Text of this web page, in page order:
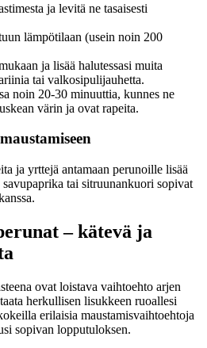
ja levitä ne tasaisesti
lämpötilaan (usein noin 200
ja lisää halutessasi muita
tai valkosipulijauhetta.
noin 20-30 minuuttia, kunnes ne
värin ja ovat rapeita.
ja yrttejä antamaan perunoille lisää
tai sitruunankuori sopivat
– kätevä ja
ovat loistava vaihtoehto arjen
herkullisen lisukkeen ruoallesi
erilaisia maustamisvaihtoehtoja
sopivan lopputuloksen.